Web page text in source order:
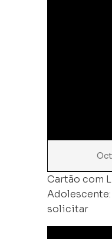
Cartão com
solicitar